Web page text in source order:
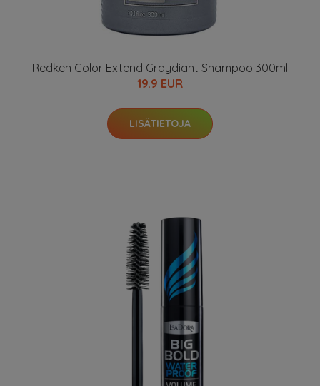
Redken Color Extend Graydiant Shampoo 300ml
19.9 EUR
LISÄTIETOJA